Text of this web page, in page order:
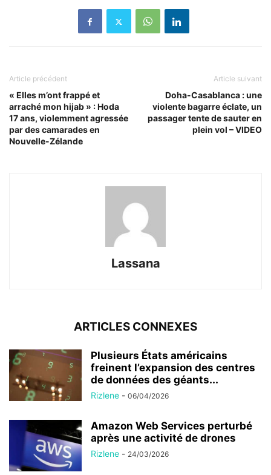
Article précédent
« Elles m’ont frappé et
arraché mon hijab » : Hoda
17 ans, violemment agressée
par des camarades en
Nouvelle-Zélande
Article suivant
Doha-Casablanca : une
violente bagarre éclate, un
passager tente de sauter en
plein vol – VIDEO
Lassana
ARTICLES CONNEXES
Plusieurs États américains
freinent l’expansion des centres
de données des géants...
Rizlene - 06/04/2026
Amazon Web Services perturbé
après une activité de drones
Rizlene - 24/03/2026